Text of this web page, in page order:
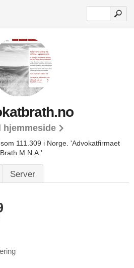
hjemmeside
111.309 i Norge. 'Advokatfirmaet
Brath M.N.A.'
Server